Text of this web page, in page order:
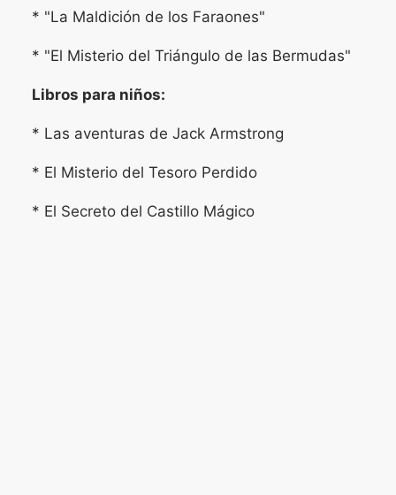
* "La Maldición de los Faraones"
* "El Misterio del Triángulo de las Bermudas"
Libros para niños:
* Las aventuras de Jack Armstrong
* El Misterio del Tesoro Perdido
* El Secreto del Castillo Mágico